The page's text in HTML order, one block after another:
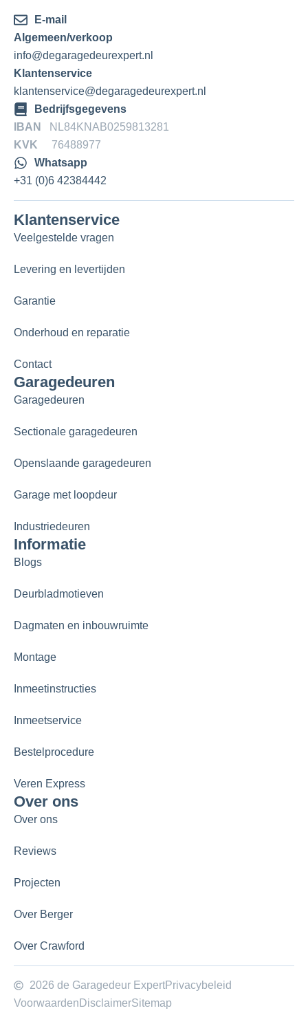
E-mail
Algemeen/verkoop
info@degaragedeurexpert.nl
Klantenservice
klantenservice@degaragedeurexpert.nl
Bedrijfsgegevens
IBAN
NL84KNAB0259813281
KVK 76488977
Whatsapp
+31 (0)6 42384442
Klantenservice
Veelgestelde vragen
Levering en levertijden
Garantie
Onderhoud en reparatie
Contact
Garagedeuren
Garagedeuren
Sectionale garagedeuren
Openslaande garagedeuren
Garage met loopdeur
Industriedeuren
Informatie
Blogs
Deurbladmotieven
Dagmaten en inbouwruimte
Montage
Inmeetinstructies
Inmeetservice
Bestelprocedure
Veren Express
Over ons
Over ons
Reviews
Projecten
Over Berger
Over Crawford
2026 de Garagedeur ExpertPrivacybeleid
Voorwaarden DisclaimerSitemap